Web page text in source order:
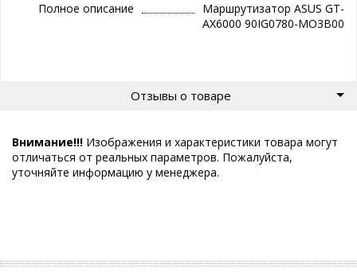
Полное описание
Маршрутизатор ASUS GT-
AX6000 90IG0780-MO3B00
Отзывы о товаре
Внимание!!! Изображения и характеристики товара могут
отличаться от реальных параметров. Пожалуйста,
уточняйте информацию у менеджера.